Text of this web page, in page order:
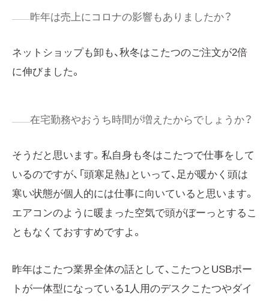
昨年は売上にコロナの影響もありましたか？
ネットショップも卸も、秋冬はこたつのご注文が2倍
に伸びました。
在宅勤務やおうち時間が増えたからでしょうか？
そうだと思います。私自身も冬はこたつで仕事をして
いるのですが、「頭寒足熱」といって、足が暖かく頭は
寒い状態が個人的には仕事に向いていると思います。
エアコンのように暖まった空気で頭がぼーっとするこ
ともなくておすすめですよ。
昨年はこたつ業界全体の話として、こたつとUSBポー
トが一体型になっている1人用のデスクこたつやダイ